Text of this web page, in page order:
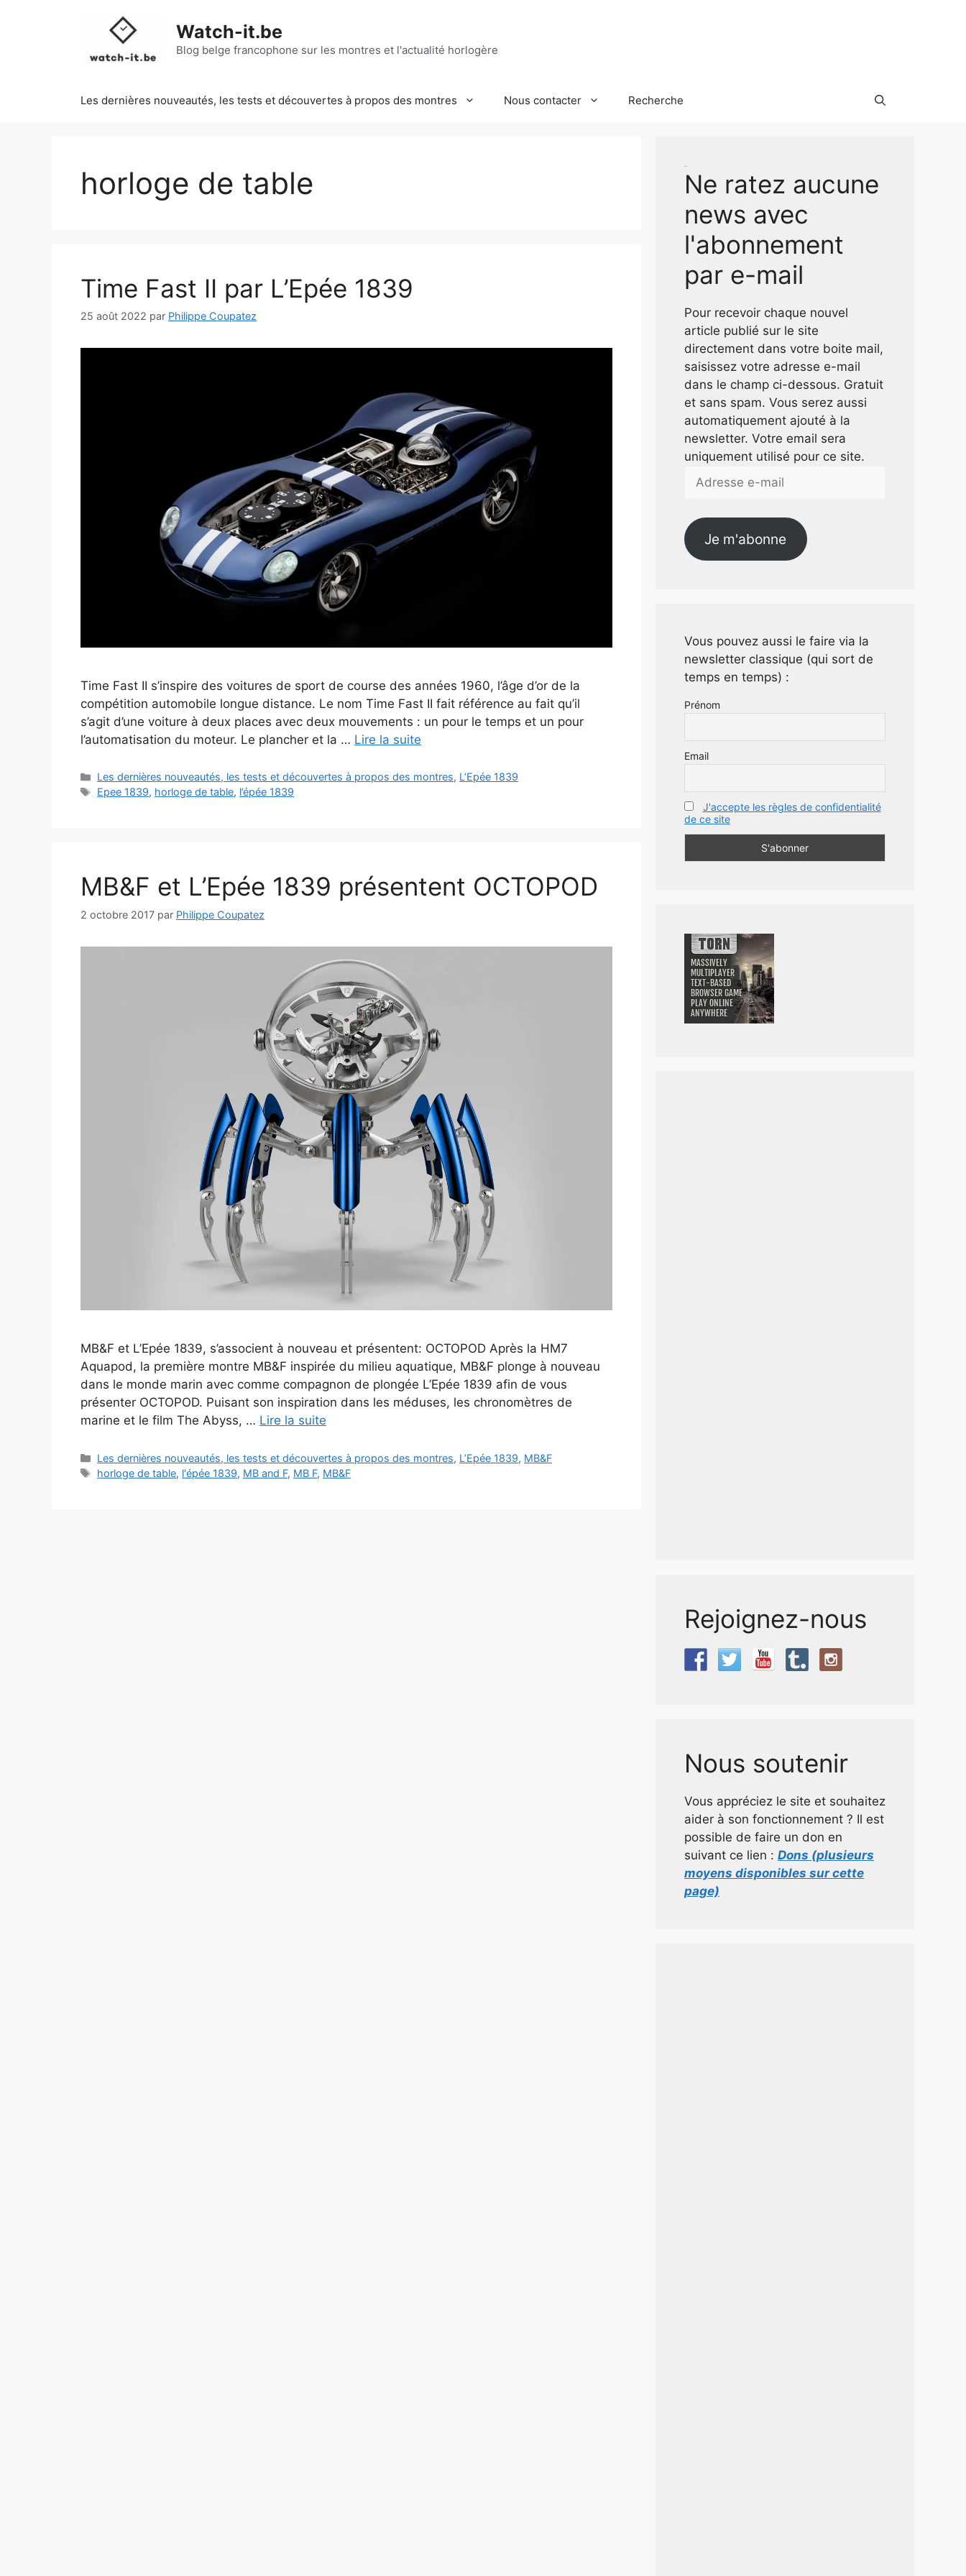
Watch-it.be
Blog belge francophone sur les montres et l'actualité horlogère
Les dernières nouveautés, les tests et découvertes à propos des montres Nous contacter Recherche
horloge de table
Time Fast II par L’Epée 1839
25 août 2022 par Philippe Coupatez
Time Fast II s’inspire des voitures de sport de course des années 1960, l’âge d’or de la
compétition automobile longue distance. Le nom Time Fast II fait référence au fait qu’il
s’agit d’une voiture à deux places avec deux mouvements : un pour le temps et un pour
l’automatisation du moteur. Le plancher et la … Lire la suite
Catégories
Les dernières nouveautés, les tests et découvertes à propos des montres, L’Epée 1839
Étiquettes
Epee 1839, horloge de table, l’épée 1839
MB&F et L’Epée 1839 présentent OCTOPOD
2 octobre 2017 par Philippe Coupatez
MB&F et L’Epée 1839, s’associent à nouveau et présentent: OCTOPOD Après la HM7
Aquapod, la première montre MB&F inspirée du milieu aquatique, MB&F plonge à nouveau
dans le monde marin avec comme compagnon de plongée L’Epée 1839 afin de vous
présenter OCTOPOD. Puisant son inspiration dans les méduses, les chronomètres de
marine et le film The Abyss, … Lire la suite
Catégories
Les dernières nouveautés, les tests et découvertes à propos des montres, L’Epée 1839, MB&F
Étiquettes
horloge de table, l'épée 1839, MB and F, MB F, MB&F
Ne ratez aucune
news avec
l'abonnement
par e-mail
Pour recevoir chaque nouvel
article publié sur le site
directement dans votre boite mail,
saisissez votre adresse e-mail
dans le champ ci-dessous. Gratuit
et sans spam. Vous serez aussi
automatiquement ajouté à la
newsletter. Votre email sera
uniquement utilisé pour ce site.
e-
Je m'abonne
Vous pouvez aussi le faire via la
newsletter classique (qui sort de
temps en temps) :
Prénom
Email
J'accepte les règles de confidentialité
de ce site
Rejoignez-nous
Nous soutenir
Vous appréciez le site et souhaitez
aider à son fonctionnement ? Il est
possible de faire un don en
suivant ce lien : Dons (plusieurs
moyens disponibles sur cette
page)